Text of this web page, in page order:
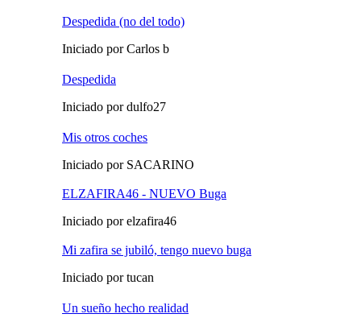
Despedida (no del todo)
Iniciado por Carlos b
Despedida
Iniciado por dulfo27
Mis otros coches
Iniciado por SACARINO
ELZAFIRA46 - NUEVO Buga
Iniciado por elzafira46
Mi zafira se jubiló, tengo nuevo buga
Iniciado por tucan
Un sueño hecho realidad